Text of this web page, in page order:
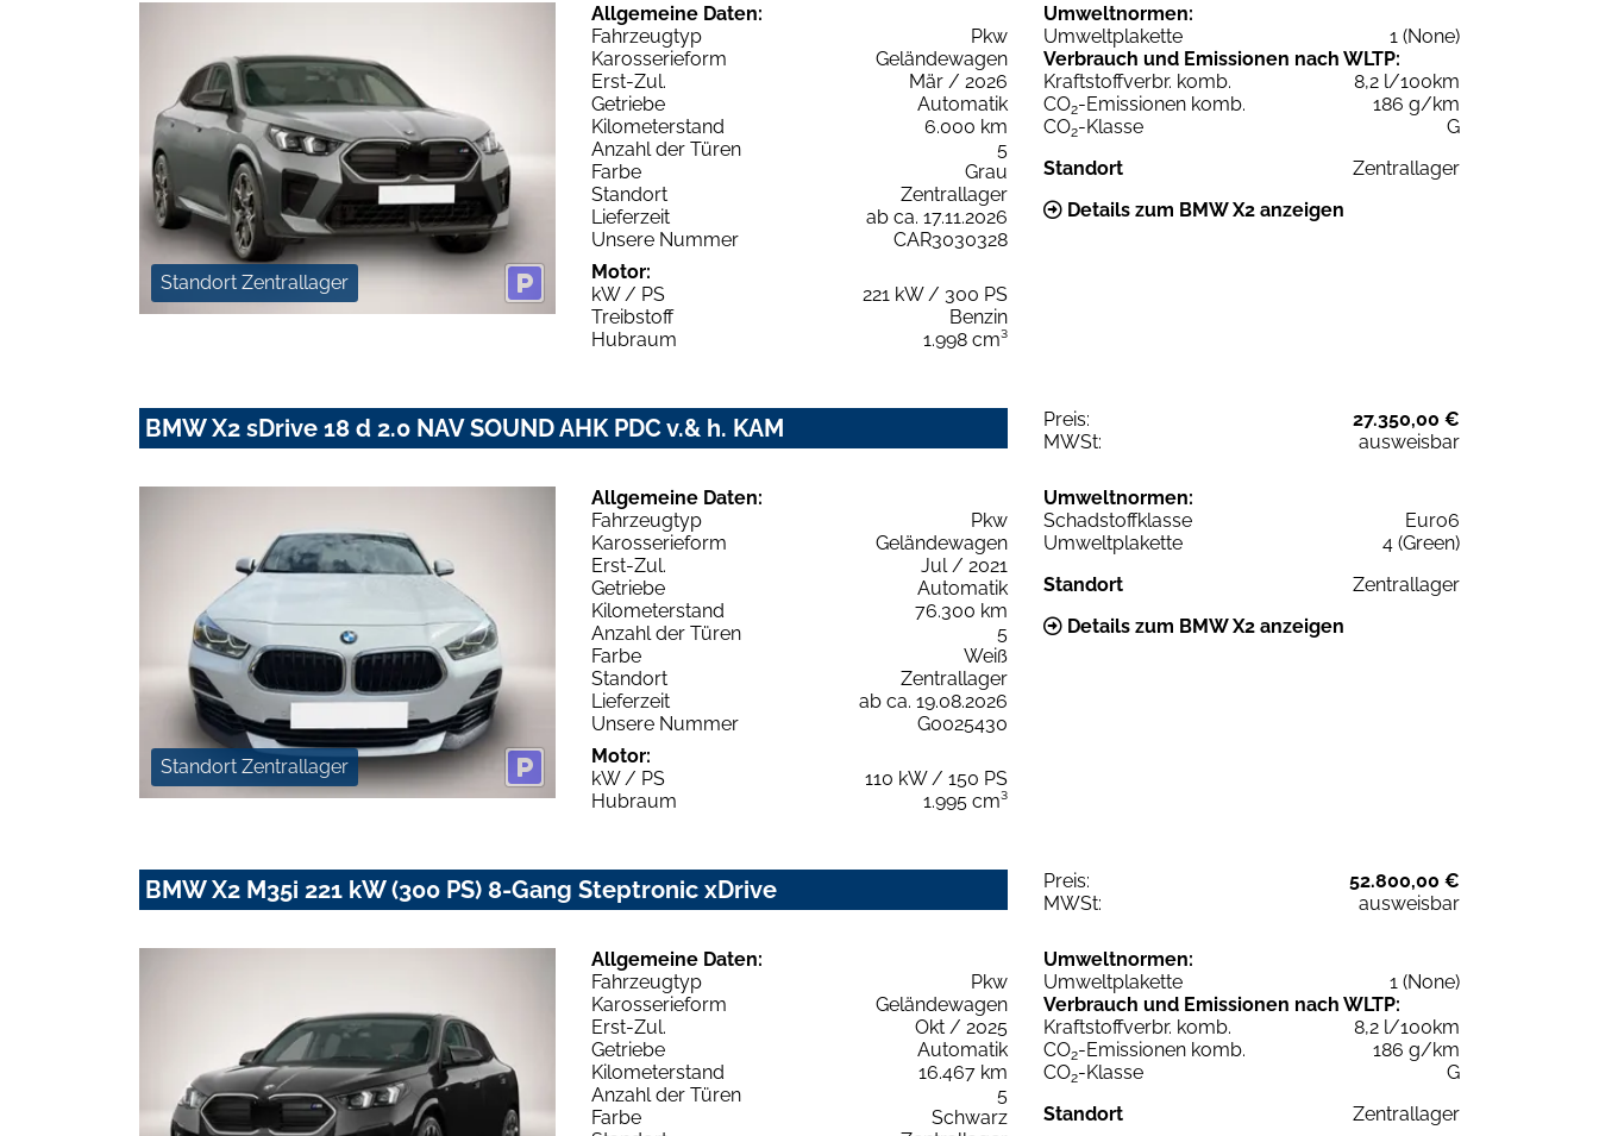
Standort Zentrallager
Allgemeine Daten:
Fahrzeugtyp
Pkw
Karosserieform
Geländewagen
Erst-Zul.
Mär / 2026
Getriebe
Automatik
Kilometerstand
6.000 km
Anzahl der Türen
5
Farbe
Grau
Standort
Zentrallager
Lieferzeit
ab ca. 17.11.2026
Unsere Nummer
CAR3030328
Motor:
kW / PS
221 kW / 300 PS
Treibstoff
Benzin
Hubraum
1.998 cm³
Umweltnormen:
Umweltplakette
1 (None)
Verbrauch und Emissionen nach WLTP:
Kraftstoffverbr. komb.
8,2 l/100km
CO2-Emissionen komb.
186 g/km
CO2-Klasse
G
Standort
Zentrallager
Details zum BMW X2 anzeigen
BMW X2 sDrive 18 d 2.0 NAV SOUND AHK PDC v.& h. KAM Preis:
27.350,00 €
MWSt:
ausweisbar
Standort Zentrallager
Allgemeine Daten:
Fahrzeugtyp
Pkw
Karosserieform
Geländewagen
Erst-Zul.
Jul / 2021
Getriebe
Automatik
Kilometerstand
76.300 km
Anzahl der Türen
5
Farbe
Weiß
Standort
Zentrallager
Lieferzeit
ab ca. 19.08.2026
Unsere Nummer
G0025430
Motor:
kW / PS
110 kW / 150 PS
Hubraum
1.995 cm³
Umweltnormen:
Schadstoffklasse
Euro6
Umweltplakette
4 (Green)
Standort
Zentrallager
Details zum BMW X2 anzeigen
BMW X2 M35i 221 kW (300 PS) 8-Gang Steptronic xDrive Preis:
52.800,00 €
MWSt:
ausweisbar
Allgemeine Daten:
Fahrzeugtyp
Pkw
Karosserieform
Geländewagen
Erst-Zul.
Okt / 2025
Getriebe
Automatik
Kilometerstand
16.467 km
Anzahl der Türen
5
Farbe
Schwarz
Umweltnormen:
Umweltplakette
1 (None)
Verbrauch und Emissionen nach WLTP:
Kraftstoffverbr. komb.
8,2 l/100km
CO2-Emissionen komb.
186 g/km
CO2-Klasse
G
Standort
Zentrallager